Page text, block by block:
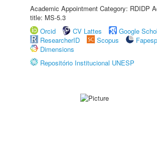
Academic Appointment Category: RDIDP
title: MS-5.3
Orcid
CV Lattes
Google
ResearcherID
Scopus
Fapesp
Dimensions
Repositório Institucional UNESP